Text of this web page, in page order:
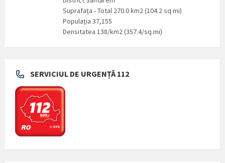
Suprafaţa - Total 270.0 km2 (104.2 sq mi)
Populaţia 37,155
Densitatea 138/km2 (357.4/sq mi)
SERVICIUL DE URGENȚĂ 112